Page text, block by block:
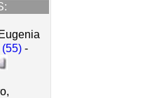
(55) -